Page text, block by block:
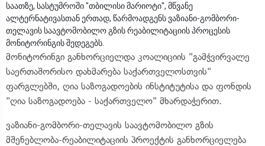
საათზე, სასტუმროში "თბილისი მარიოტი", მწვანე
ალტერნატივასთან ერთად, წარმოადგენს ვაზიანი-გომბორი-
თელავის საავტომობილო გზის რეაბილიტაციის პროცესის
მონიტორინგის შედეგებს.
მონიტორინგი განხორციელდა კოალიციის "გამჭვირვალე
საერთაშორისო დახმარება საქართველოსთვის"
ფარგლებში, ღია საზოგადოების ინსტიტუტისა და ფონდის
"ღია საზოგადოება - საქართველო" მხარდაჭერით.
ვაზიანი-გომბორი-თელავის საავტომობილო გზის
მშენებლობა-რეაბილიტაციის პროექტის განხორციელება